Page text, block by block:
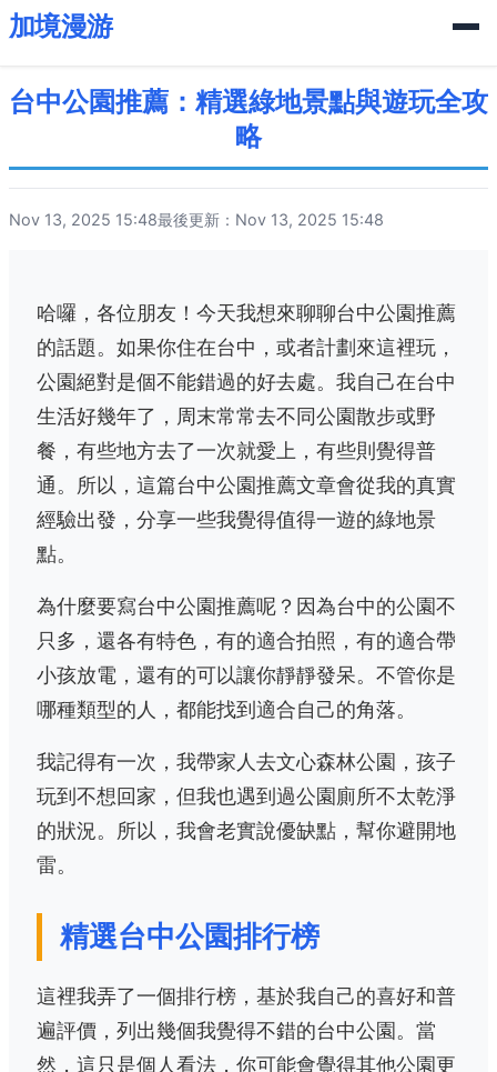
加境漫游
台中公園推薦：精選綠地景點與遊玩全攻
略
Nov 13, 2025 15:48最後更新：Nov 13, 2025 15:48
哈囉，各位朋友！今天我想來聊聊台中公園推薦
的話題。如果你住在台中，或者計劃來這裡玩，
公園絕對是個不能錯過的好去處。我自己在台中
生活好幾年了，周末常常去不同公園散步或野
餐，有些地方去了一次就愛上，有些則覺得普
通。所以，這篇台中公園推薦文章會從我的真實
經驗出發，分享一些我覺得值得一遊的綠地景
點。
為什麼要寫台中公園推薦呢？因為台中的公園不
只多，還各有特色，有的適合拍照，有的適合帶
小孩放電，還有的可以讓你靜靜發呆。不管你是
哪種類型的人，都能找到適合自己的角落。
我記得有一次，我帶家人去文心森林公園，孩子
玩到不想回家，但我也遇到過公園廁所不太乾淨
的狀況。所以，我會老實說優缺點，幫你避開地
雷。
精選台中公園排行榜
這裡我弄了一個排行榜，基於我自己的喜好和普
遍評價，列出幾個我覺得不錯的台中公園。當
然，這只是個人看法，你可能會覺得其他公園更